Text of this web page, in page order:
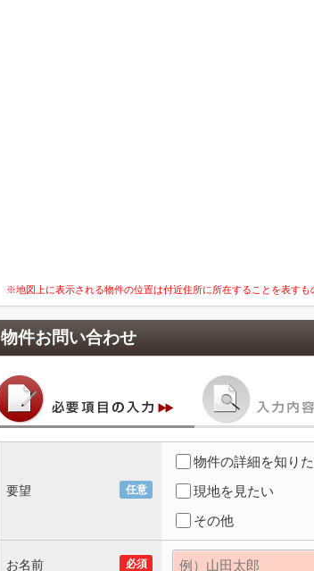
※地図上に表示される物件の位置は付近住所に所在することを表すも
物件お問い合わせ
任意
要望
物件の詳細を知り
現地を見たい
その他
必須
お名前